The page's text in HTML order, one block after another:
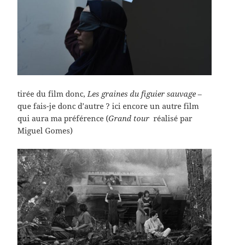
tirée du film donc, Les graines du figuier sauvage–
que fais-je donc d’autre ? ici encore un autre film
qui aura ma préférence (Grand tour réalisé par
Miguel Gomes)